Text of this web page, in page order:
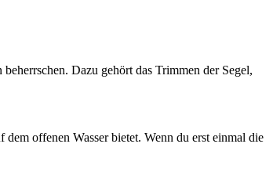
Dazu gehört das Trimmen der Segel,
offenen Wasser bietet. Wenn du erst einmal die